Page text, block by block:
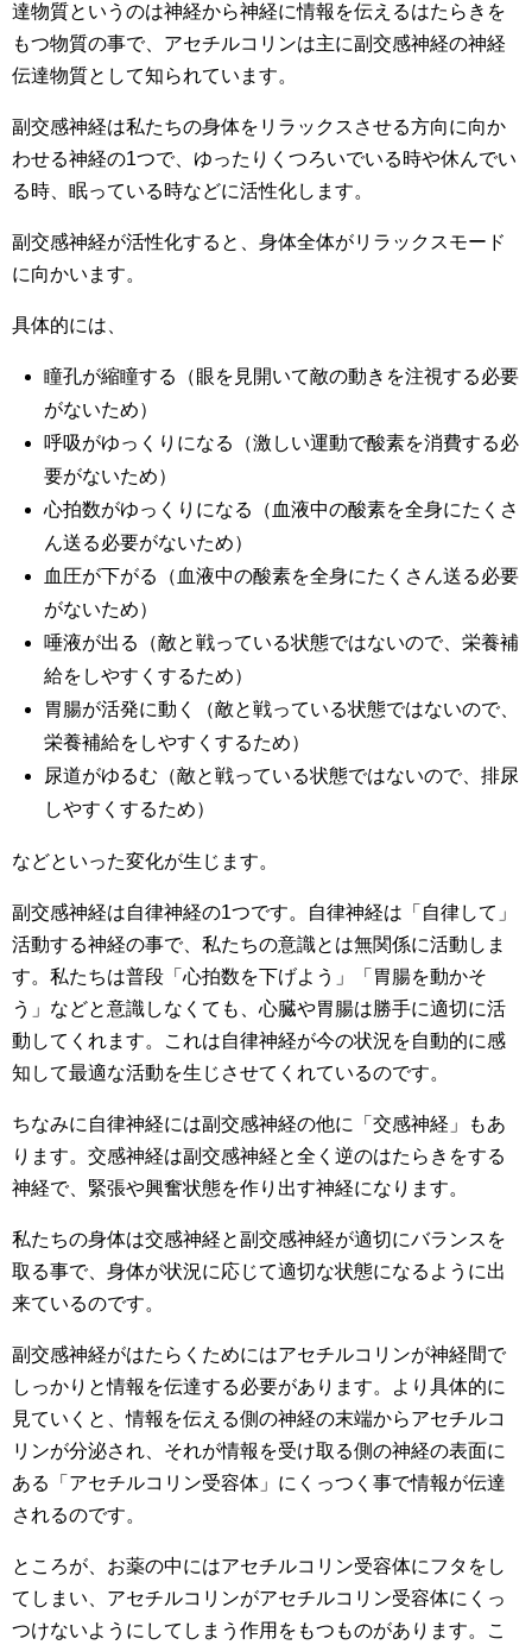
達物質というのは神経から神経に情報を伝えるはたらきを
もつ物質の事で、アセチルコリンは主に副交感神経の神経
伝達物質として知られています。
副交感神経は私たちの身体をリラックスさせる方向に向か
わせる神経の1つで、ゆったりくつろいでいる時や休んでい
る時、眠っている時などに活性化します。
副交感神経が活性化すると、身体全体がリラックスモード
に向かいます。
具体的には、
瞳孔が縮瞳する（眼を見開いて敵の動きを注視する必要
がないため）
呼吸がゆっくりになる（激しい運動で酸素を消費する必
要がないため）
心拍数がゆっくりになる（血液中の酸素を全身にたくさ
ん送る必要がないため）
血圧が下がる（血液中の酸素を全身にたくさん送る必要
がないため）
唾液が出る（敵と戦っている状態ではないので、栄養補
給をしやすくするため）
胃腸が活発に動く（敵と戦っている状態ではないので、
栄養補給をしやすくするため）
尿道がゆるむ（敵と戦っている状態ではないので、排尿
しやすくするため）
などといった変化が生じます。
副交感神経は自律神経の1つです。自律神経は「自律して」
活動する神経の事で、私たちの意識とは無関係に活動しま
す。私たちは普段「心拍数を下げよう」「胃腸を動かそ
う」などと意識しなくても、心臓や胃腸は勝手に適切に活
動してくれます。これは自律神経が今の状況を自動的に感
知して最適な活動を生じさせてくれているのです。
ちなみに自律神経には副交感神経の他に「交感神経」もあ
ります。交感神経は副交感神経と全く逆のはたらきをする
神経で、緊張や興奮状態を作り出す神経になります。
私たちの身体は交感神経と副交感神経が適切にバランスを
取る事で、身体が状況に応じて適切な状態になるように出
来ているのです。
副交感神経がはたらくためにはアセチルコリンが神経間で
しっかりと情報を伝達する必要があります。より具体的に
見ていくと、情報を伝える側の神経の末端からアセチルコ
リンが分泌され、それが情報を受け取る側の神経の表面に
ある「アセチルコリン受容体」にくっつく事で情報が伝達
されるのです。
ところが、お薬の中にはアセチルコリン受容体にフタをし
てしまい、アセチルコリンがアセチルコリン受容体にくっ
つけないようにしてしまう作用をもつものがあります。こ